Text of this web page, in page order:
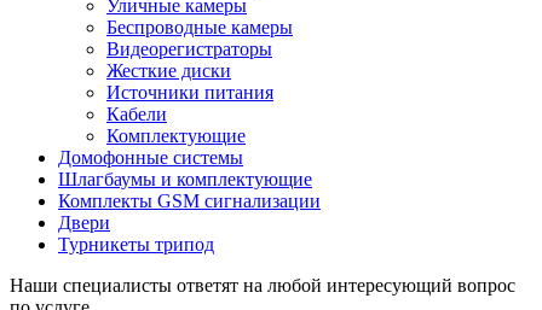
Уличные камеры
Беспроводные камеры
Видеорегистраторы
Жесткие диски
Источники питания
Кабели
Комплектующие
Домофонные системы
Шлагбаумы и комплектующие
Комплекты GSM сигнализации
Двери
Турникеты трипод
Наши специалисты ответят на любой интересующий вопрос